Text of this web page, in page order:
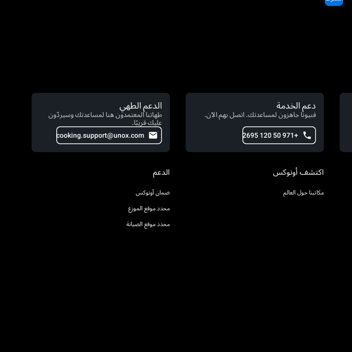
دعم الخدمة
فنيونا جاهزون لمساعدتك. اتصل بهم الآن.
+971 50 120 2695
الدعم الطهي
طهاتنا المعتمدون هنا لمساعدتك وسيردّون
عليك قريبًا.
cooking.support@unox.com
اكتشف أونوكس
مكاتبنا حول العالم
الدعم
ضمان أونوكس
محدد موقع الموزع
محدد موقع الصيانة